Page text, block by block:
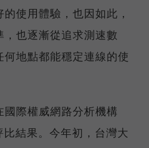
使用體驗，也因如此，
也逐漸從追求測速數
地點都能穩定連線的使
際權威網路分析機構
結果。今年初，台灣大